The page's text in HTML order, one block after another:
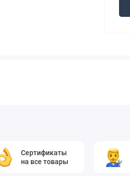
Сертификаты
на все товары